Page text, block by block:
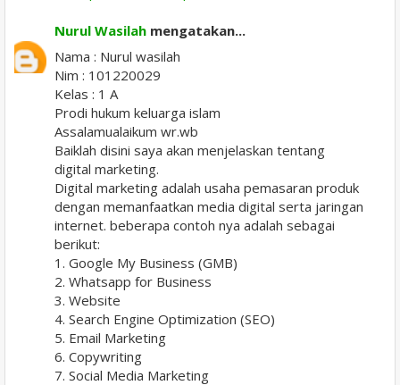
Nurul Wasilah mengatakan...
Nama : Nurul wasilah
Nim : 101220029
Kelas : 1 A
Prodi hukum keluarga islam
Assalamualaikum wr.wb
Baiklah disini saya akan menjelaskan tentang
digital marketing.
Digital marketing adalah usaha pemasaran produk
dengan memanfaatkan media digital serta jaringan
internet. beberapa contoh nya adalah sebagai
berikut:
1. Google My Business (GMB)
2. Whatsapp for Business
3. Website
4. Search Engine Optimization (SEO)
5. Email Marketing
6. Copywriting
7. Social Media Marketing